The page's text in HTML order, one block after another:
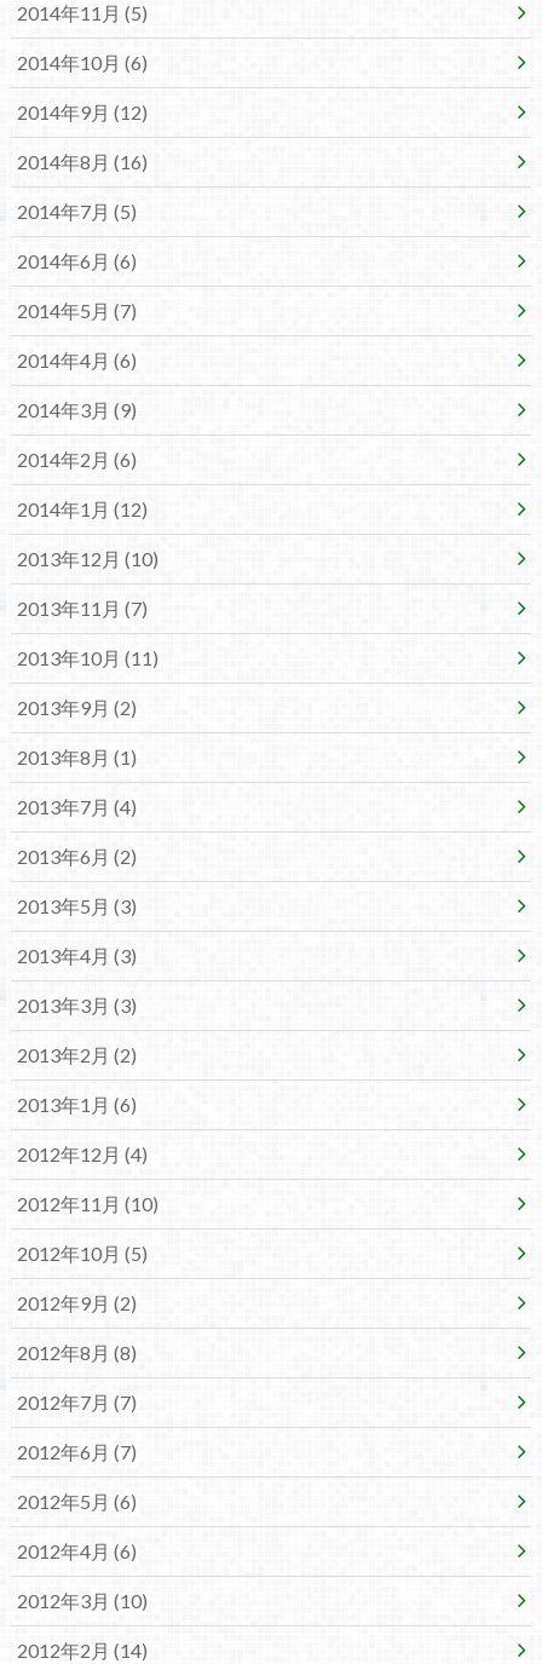
2014年11月 (5)
2014年10月 (6)
2014年9月 (12)
2014年8月 (16)
2014年7月 (5)
2014年6月 (6)
2014年5月 (7)
2014年4月 (6)
2014年3月 (9)
2014年2月 (6)
2014年1月 (12)
2013年12月 (10)
2013年11月 (7)
2013年10月 (11)
2013年9月 (2)
2013年8月 (1)
2013年7月 (4)
2013年6月 (2)
2013年5月 (3)
2013年4月 (3)
2013年3月 (3)
2013年2月 (2)
2013年1月 (6)
2012年12月 (4)
2012年11月 (10)
2012年10月 (5)
2012年9月 (2)
2012年8月 (8)
2012年7月 (7)
2012年6月 (7)
2012年5月 (6)
2012年4月 (6)
2012年3月 (10)
2012年2月 (14)